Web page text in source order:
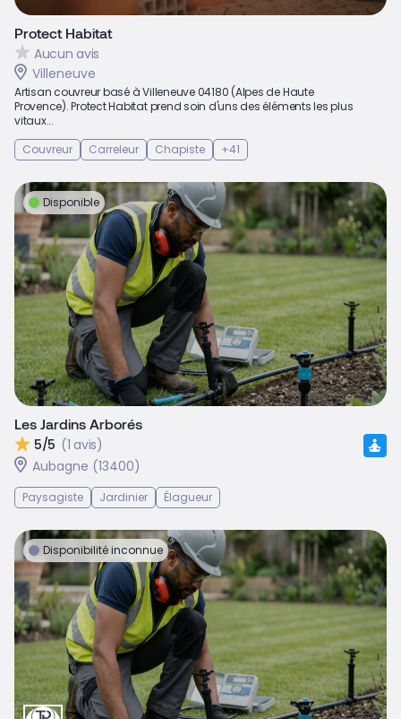
Protect Habitat
Aucun avis
Villeneuve
Artisan couvreur basé à Villeneuve 04180 (Alpes de Haute
Provence). Protect Habitat prend soin d'uns des éléments les plus
vitaux...
Couvreur
Carreleur Chapiste +41
Disponible
Les Jardins Arborés
5/5 (1 avis)
Aubagne (13400)
Paysagiste Jardinier Élagueur
Disponibilité inconnue